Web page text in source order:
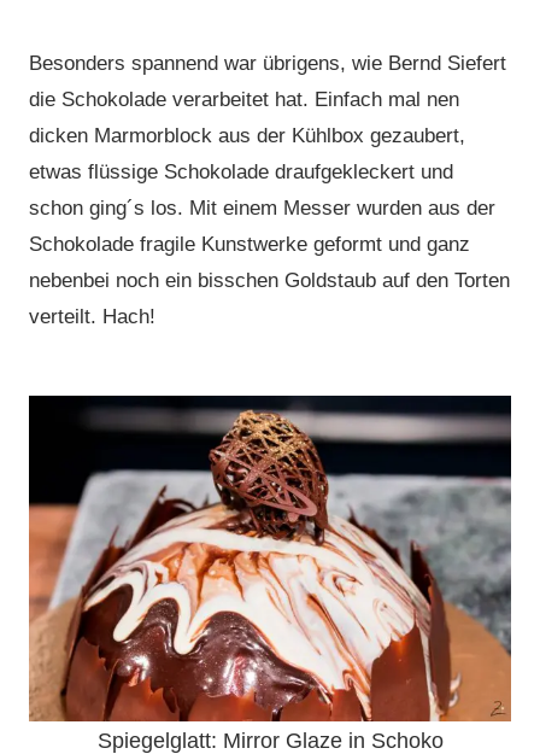
Besonders spannend war übrigens, wie Bernd Siefert
die Schokolade verarbeitet hat. Einfach mal nen
dicken Marmorblock aus der Kühlbox gezaubert,
etwas flüssige Schokolade draufgekleckert und
schon ging´s los. Mit einem Messer wurden aus der
Schokolade fragile Kunstwerke geformt und ganz
nebenbei noch ein bisschen Goldstaub auf den Torten
verteilt. Hach!
Spiegelglatt: Mirror Glaze in Schoko